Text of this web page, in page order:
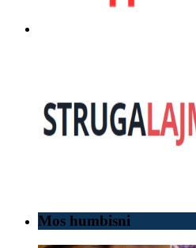
Mos humbisni